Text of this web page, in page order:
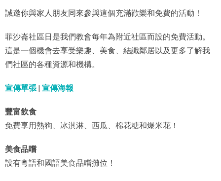
誠邀你與家人朋友同來參與這個充滿歡樂和免費的活動！
菲沙崙社區日是我們教會每年為附近社區而設的免費活動。
這是一個機會去享受樂趣、美食、結識鄰居以及更多了解我
們社區的各種資源和機構。
宣傳單張 | 宣傳海報
豐富飲食
免費享用熱狗、冰淇淋、西瓜、棉花糖和爆米花！
美食品嚐
設有粵語和國語美食品嚐攤位！